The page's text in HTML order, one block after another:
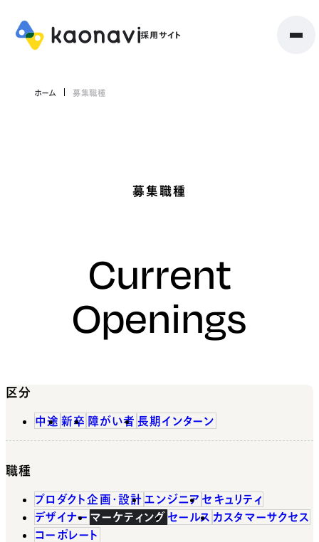
ホーム 募集職種
募集職種
Current
Openings
区分
中途 新卒 障がい者 長期インターン
職種
プロダクト企画・設計 エンジニア セキュリティ
デザイナー マーケティング セールス カスタマーサクセス
コーポレート